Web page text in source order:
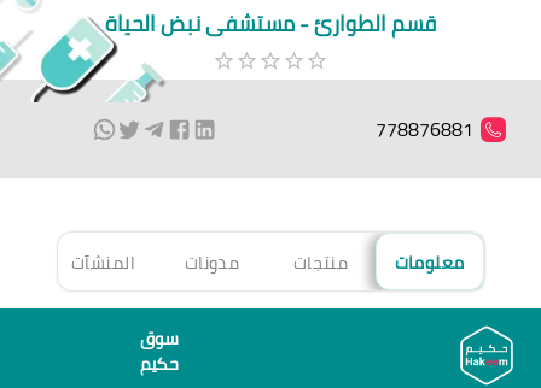
قسم الطوارئ - مستشفى نبض الحياة
778876881
معلومات منتجات مدونات المنشآت
سوق
حكيم